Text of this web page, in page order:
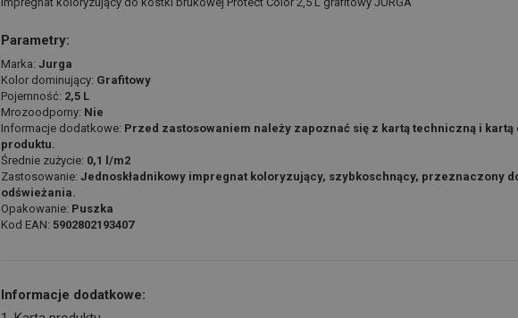
Parametry:
Marka: Jurga
Kolor dominujący: Grafitowy
Pojemność: 2,5 L
Mrozoodporny: Nie
Informacje dodatkowe: Przed zastosowaniem należy zapoznać się z kartą techniczną i
produktu.
Średnie zużycie: 0,1 l/m2
Zastosowanie: Jednoskładnikowy impregnat koloryzujący, szybkoschnący, przeznaczony
odświeżania.
Opakowanie: Puszka
Kod EAN: 5902802193407
Informacje dodatkowe: